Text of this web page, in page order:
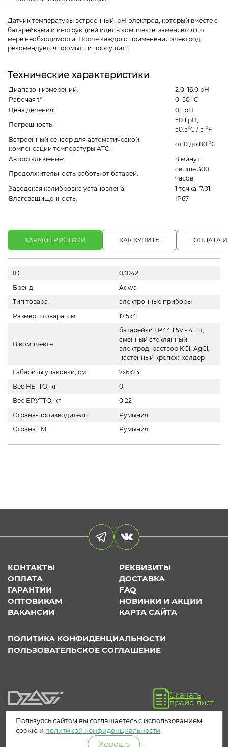
Датчик температуры встроенный. pH-электрод, который вместе с
батарейками и инструкцией идет в комплекте, заменяется по
мере необходимости. После каждого применения электрод
рекомендуется промыть и просушить.
Технические характеристики
Диапазон измерений: 2.0–16.0 pH
Рабочая t°:
0–50 °C
Цена деления:
0.1 pH
Погрешность:
±0.1 pH,
±0.5°C / ±1°F
Встроенный сенсор для автоматической
компенсации температуры ATC:
от 0 до 80 °C
Автоотключение:
8 минут
Продолжительность работы от батарей:
свыше 300
часов
Заводская калибровка установлена:
1 точка: 7.01
Влагозащищенность:
IP67
ХАРАКТЕРИСТИКИ КАК КУПИТЬ ОПЛАТА
ID
03042
Бренд
Adwa
Тип товара
электронные приборы
Размеры товара, см
17.5x4
В комплекте
батарейки LR44 1.5V - 4 шт,
сменный стеклянный
электрод, раствор KCl, AgCl,
настенный крепеж-холдер
Габариты упаковки, см
7x6x23
Вес НЕТТО, кг
0.1
Вес БРУТТО, кг
0.22
Страна-производитель
Румыния
Страна ТМ
Румыния
КОНТАКТЫ
РЕКВИЗИТЫ
ОПЛАТА
ДОСТАВКА
ГАРАНТИИ
FAQ
ОПТОВИКАМ
НОВИНКИ И АКЦИИ
ВАКАНСИИ
КАРТА САЙТА
ПОЛИТИКА КОНФИДЕНЦИАЛЬНОСТИ
ПОЛЬЗОВАТЕЛЬСКОЕ СОГЛАШЕНИЕ
Скачать
прайс-лист
Пользуясь сайтом вы соглашаетесь с использованием
cookie и политикой конфиденциальности
Хорошо